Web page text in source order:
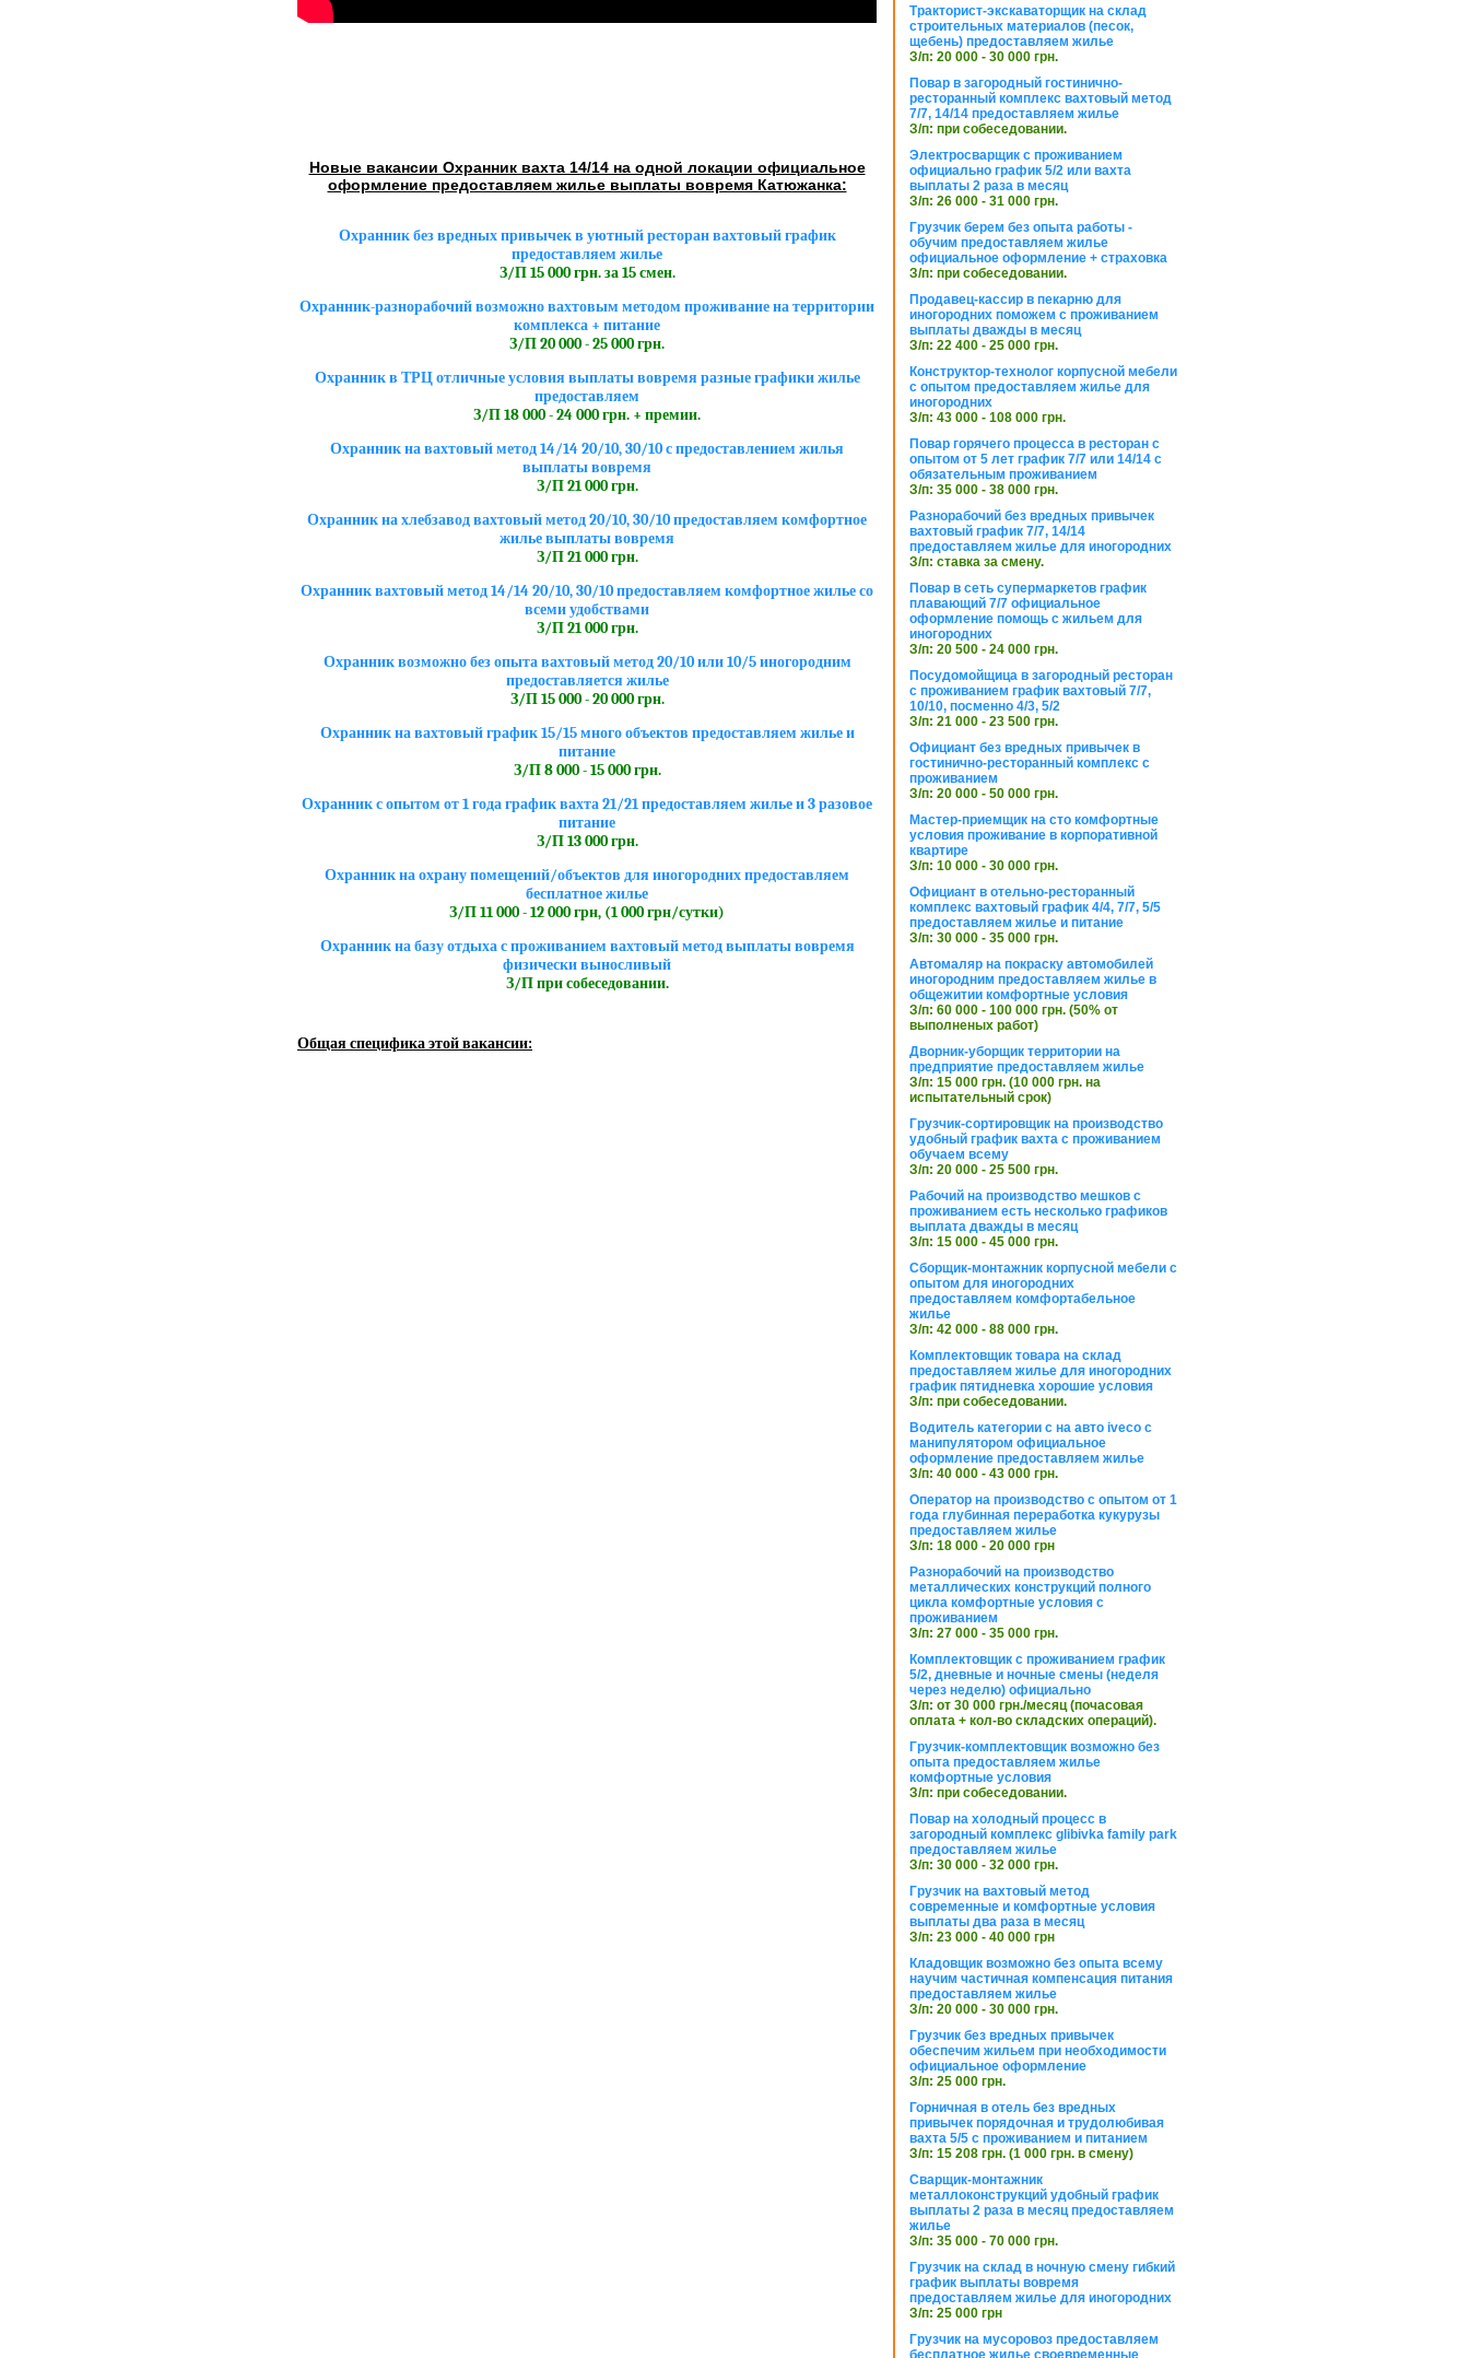
Новые вакансии Охранник вахта 14/14 на одной локации официальное
оформление предоставляем жилье выплаты вовремя Катюжанка:
Охранник без вредных привычек в уютный ресторан вахтовый график
предоставляем жилье
З/П 15 000 грн. за 15 смен.
Охранник-разнорабочий возможно вахтовым методом проживание на территории
комплекса + питание
З/П 20 000 - 25 000 грн.
Охранник в ТРЦ отличные условия выплаты вовремя разные графики жилье
предоставляем
З/П 18 000 - 24 000 грн. + премии.
Охранник на вахтовый метод 14/14 20/10, 30/10 с предоставлением жилья
выплаты вовремя
З/П 21 000 грн.
Охранник на хлебзавод вахтовый метод 20/10, 30/10 предоставляем комфортное
жилье выплаты вовремя
З/П 21 000 грн.
Охранник вахтовый метод 14/14 20/10, 30/10 предоставляем комфортное жилье со
всеми удобствами
З/П 21 000 грн.
Охранник возможно без опыта вахтовый метод 20/10 или 10/5 иногородним
предоставляется жилье
З/П 15 000 - 20 000 грн.
Охранник на вахтовый график 15/15 много объектов предоставляем жилье и
питание
З/П 8 000 - 15 000 грн.
Охранник с опытом от 1 года график вахта 21/21 предоставляем жилье и 3 разовое
питание
З/П 13 000 грн.
Охранник на охрану помещений/объектов для иногородних предоставляем
бесплатное жилье
З/П 11 000 - 12 000 грн, (1 000 грн/сутки)
Охранник на базу отдыха с проживанием вахтовый метод выплаты вовремя
физически выносливый
З/П при собеседовании.
Общая специфика этой вакансии:
Тракторист-экскаваторщик на склад
строительных материалов (песок,
щебень) предоставляем жилье
З/п: 20 000 - 30 000 грн.
Повар в загородный гостинично-
ресторанный комплекс вахтовый метод
7/7, 14/14 предоставляем жилье
З/п: при собеседовании.
Электросварщик с проживанием
официально график 5/2 или вахта
выплаты 2 раза в месяц
З/п: 26 000 - 31 000 грн.
Грузчик берем без опыта работы -
обучим предоставляем жилье
официальное оформление + страховка
З/п: при собеседовании.
Продавец-кассир в пекарню для
иногородних поможем с проживанием
выплаты дважды в месяц
З/п: 22 400 - 25 000 грн.
Конструктор-технолог корпусной мебели
с опытом предоставляем жилье для
иногородних
З/п: 43 000 - 108 000 грн.
Повар горячего процесса в ресторан с
опытом от 5 лет график 7/7 или 14/14 с
обязательным проживанием
З/п: 35 000 - 38 000 грн.
Разнорабочий без вредных привычек
вахтовый график 7/7, 14/14
предоставляем жилье для иногородних
З/п: ставка за смену.
Повар в сеть супермаркетов график
плавающий 7/7 официальное
оформление помощь с жильем для
иногородних
З/п: 20 500 - 24 000 грн.
Посудомойщица в загородный ресторан
с проживанием график вахтовый 7/7,
10/10, посменно 4/3, 5/2
З/п: 21 000 - 23 500 грн.
Официант без вредных привычек в
гостинично-ресторанный комплекс с
проживанием
З/п: 20 000 - 50 000 грн.
Мастер-приемщик на сто комфортные
условия проживание в корпоративной
квартире
З/п: 10 000 - 30 000 грн.
Официант в отельно-ресторанный
комплекс вахтовый график 4/4, 7/7, 5/5
предоставляем жилье и питание
З/п: 30 000 - 35 000 грн.
Автомаляр на покраску автомобилей
иногородним предоставляем жилье в
общежитии комфортные условия
З/п: 60 000 - 100 000 грн. (50% от
выполненых работ)
Дворник-уборщик территории на
предприятие предоставляем жилье
З/п: 15 000 грн. (10 000 грн. на
испытательный срок)
Грузчик-сортировщик на производство
удобный график вахта с проживанием
обучаем всему
З/п: 20 000 - 25 500 грн.
Рабочий на производство мешков с
проживанием есть несколько графиков
выплата дважды в месяц
З/п: 15 000 - 45 000 грн.
Сборщик-монтажник корпусной мебели с
опытом для иногородних
предоставляем комфортабельное
жилье
З/п: 42 000 - 88 000 грн.
Комплектовщик товара на склад
предоставляем жилье для иногородних
график пятидневка хорошие условия
З/п: при собеседовании.
Водитель категории с на авто iveco с
манипулятором официальное
оформление предоставляем жилье
З/п: 40 000 - 43 000 грн.
Оператор на производство с опытом от 1
года глубинная переработка кукурузы
предоставляем жилье
З/п: 18 000 - 20 000 грн
Разнорабочий на производство
металлических конструкций полного
цикла комфортные условия с
проживанием
З/п: 27 000 - 35 000 грн.
Комплектовщик с проживанием график
5/2, дневные и ночные смены (неделя
через неделю) официально
З/п: от 30 000 грн./месяц (почасовая
оплата + кол-во складских операций).
Грузчик-комплектовщик возможно без
опыта предоставляем жилье
комфортные условия
З/п: при собеседовании.
Повар на холодный процесс в
загородный комплекс glibivka family park
предоставляем жилье
З/п: 30 000 - 32 000 грн.
Грузчик на вахтовый метод
современные и комфортные условия
выплаты два раза в месяц
З/п: 23 000 - 40 000 грн
Кладовщик возможно без опыта всему
научим частичная компенсация питания
предоставляем жилье
З/п: 20 000 - 30 000 грн.
Грузчик без вредных привычек
обеспечим жильем при необходимости
официальное оформление
З/п: 25 000 грн.
Горничная в отель без вредных
привычек порядочная и трудолюбивая
вахта 5/5 с проживанием и питанием
З/п: 15 208 грн. (1 000 грн. в смену)
Сварщик-монтажник
металлоконструкций удобный график
выплаты 2 раза в месяц предоставляем
жилье
З/п: 35 000 - 70 000 грн.
Грузчик на склад в ночную смену гибкий
график выплаты вовремя
предоставляем жилье для иногородних
З/п: 25 000 грн
Грузчик на мусоровоз предоставляем
бесплатное жилье своевременные